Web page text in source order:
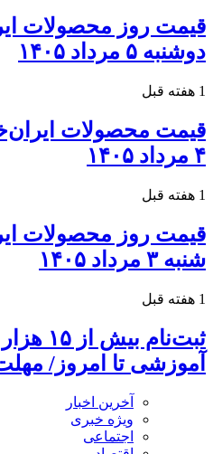
قیمت روز محصولات
دوشنبه ۵ مرداد ۱۴۰۵
1 هفته قبل
قیمت محصولات
۴ مرداد ۱۴۰۵
1 هفته قبل
قیمت روز محصولات
شنبه ۳ مرداد ۱۴۰۵
1 هفته قبل
ثبت‌نام
آموزشی تا امروز/
آخرین اخبار
ویژه خبری
اجتماعی